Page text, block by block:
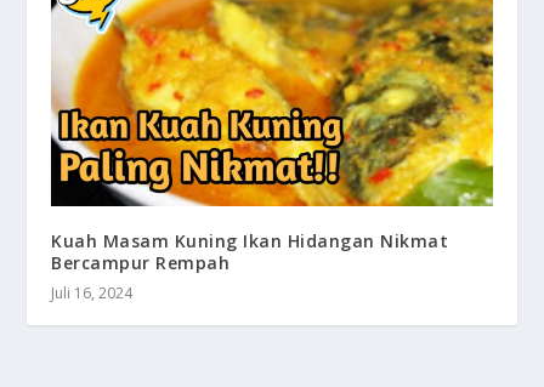
Kuah Masam Kuning Ikan Hidangan Nikmat
Bercampur Rempah
Juli 16, 2024